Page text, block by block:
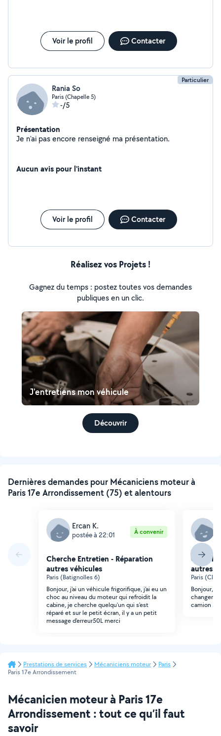
Voir le profil Contacter
Particulier
Rania So
Paris (Chapelle 5)
-/5
Présentation
Je n'ai pas encore renseigné ma présentation.
Aucun avis pour l'instant
Voir le profil Contacter
Réalisez vos Projets !
Gagnez du temps : postez toutes vos demandes
publiques en un clic.
J'entretiens mon véhicule
Découvrir
Dernières demandes pour Mécaniciens moteur à
Paris 17e Arrondissement (75) et alentours
Ercan K.
postée à 22:01 À convenir
Cherche Entretien - Réparation
autres véhicules
Paris (Batignolles 6)
Bonjour, j'ai un véhicule frigorifique, j'ai eu un
choc au niveau du moteur qui refroidit la
cabine, je cherche quelqu'un qui s'est
réparé et sur le petit écran, il y a un petit
message d'erreur50L merci
autres
Paris
Bonjour,
changer
camion
Prestations de services Mécaniciens moteur
Paris
Paris 17e Arrondissement
Mécanicien moteur à Paris 17e
Arrondissement : tout ce qu’il faut
savoir